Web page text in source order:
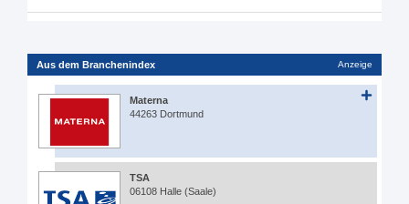
Aus dem Branchenindex Anzeige
Materna
44263 Dortmund
TSA
06108 Halle (Saale)